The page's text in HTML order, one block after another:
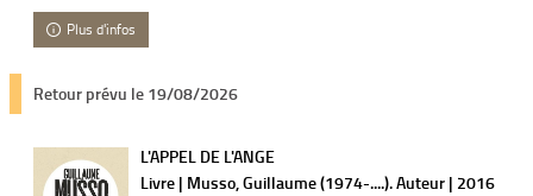
Plus d'infos
Retour prévu le 19/08/2026
L'APPEL DE L'ANGE
Livre | Musso, Guillaume (1974-....). Auteur | 2016